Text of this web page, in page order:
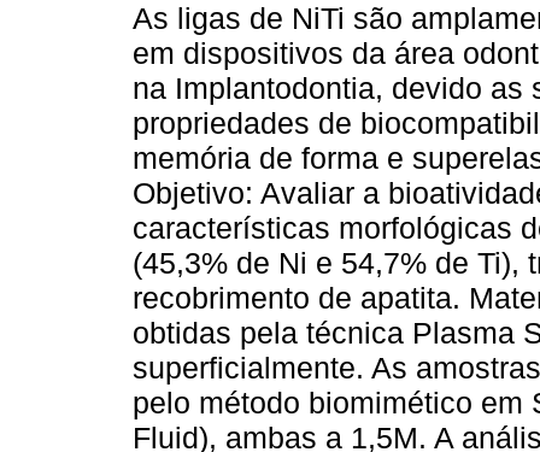
As ligas de NiTi são
em dispositivos da área
na Implantodontia, devido as
propriedades de
memória de forma e
Objetivo: Avaliar a
características morfológicas
(45,3% de Ni e 54,7% de Ti),
recobrimento de apatita.
obtidas pela técnica Plasma
superficialmente. As
pelo método biomimético em
Fluid), ambas a 1,5M. A